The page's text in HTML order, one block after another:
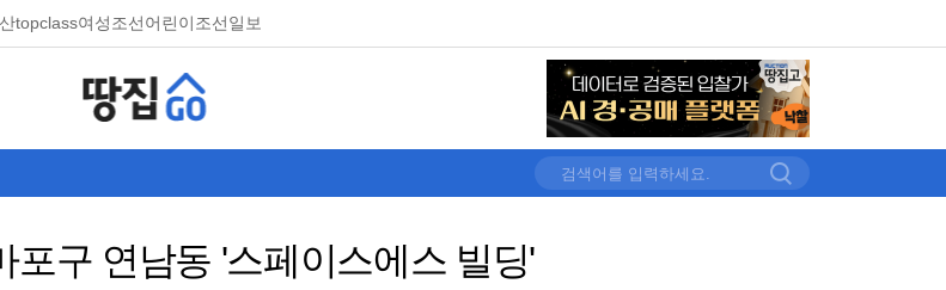
topclass여성조선어린이조선일보
구 연남동 '스페이스에스 빌딩'